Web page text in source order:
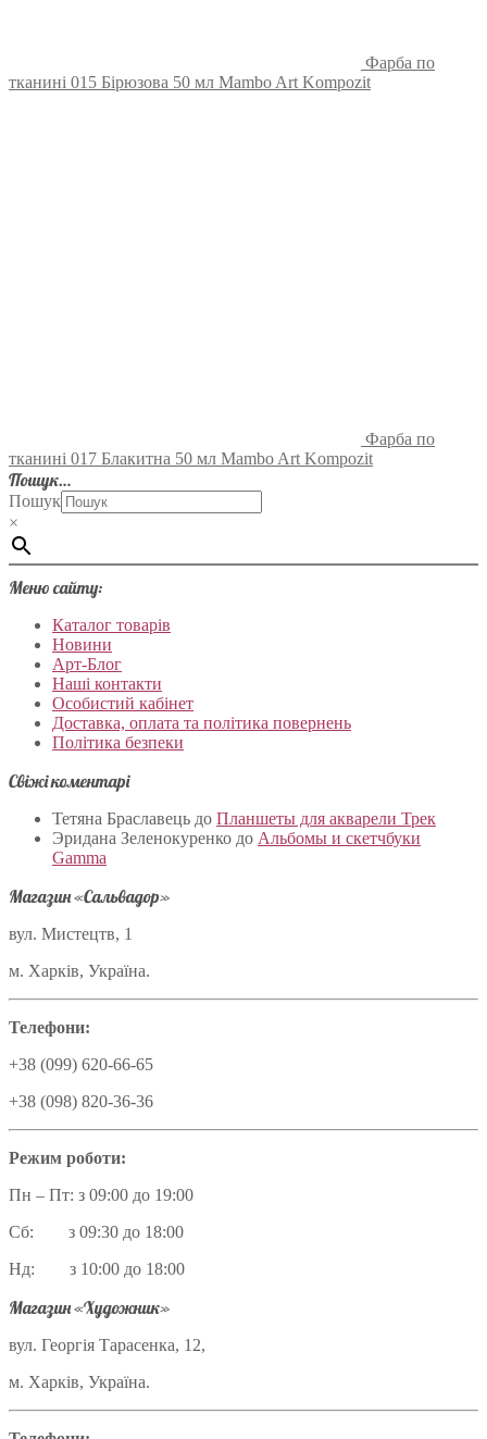
Фарба по
тканині 015 Бірюзова 50 мл Mambo Art Kompozit
Фарба по
тканині 017 Блакитна 50 мл Mambo Art Kompozit
Пошук…
Пошук
×
Меню сайту:
Каталог товарів
Новини
Арт-Блог
Наші контакти
Особистий кабінет
Доставка, оплата та політика повернень
Політика безпеки
Свіжі коментарі
Тетяна Браславець до Планшеты для акварели Трек
Эридана Зеленокуренко до Альбомы и скетчбуки
Gamma
Магазин «Сальвадор»
вул. Мистецтв, 1
м. Харків, Україна.
Телефони:
+38 (099) 620-66-65
+38 (098) 820-36-36
Режим роботи:
Пн – Пт: з 09:00 до 19:00
Сб: з 09:30 до 18:00
Нд: з 10:00 до 18:00
Магазин «Художник»
вул. Георгія Тарасенка, 12,
м. Харків, Україна.